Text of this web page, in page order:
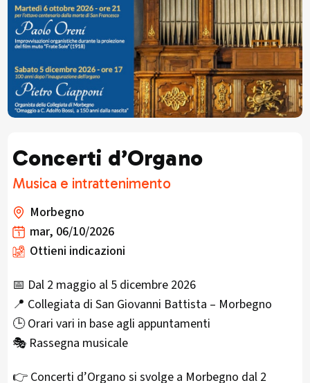
Concerti d’Organo
Musica e intrattenimento
Morbegno
mar, 06/10/2026
Ottieni indicazioni
📅 Dal 2 maggio al 5 dicembre 2026
📍 Collegiata di San Giovanni Battista – Morbegno
🕒 Orari vari in base agli appuntamenti
🎭 Rassegna musicale
👉 Concerti d’Organo si svolge a Morbegno dal 2